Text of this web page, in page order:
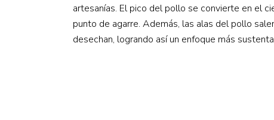
artesanías. El pico del pollo se convierte en el
punto de agarre. Además, las alas del pollo
desechan, logrando así un enfoque más